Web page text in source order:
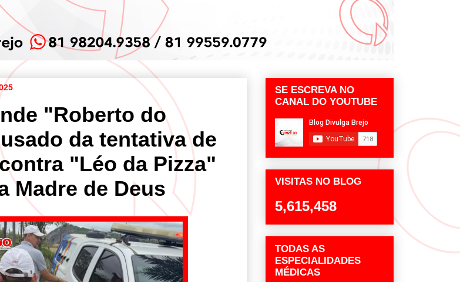
"Roberto do
da tentativa de
"Léo da Pizza"
Madre de Deus
SE ESCREVA NO
CANAL DO YOUTUBE
VISITAS NO BLOG
5,615,458
TODAS AS
ESPECIALIDADES
MÉDICAS